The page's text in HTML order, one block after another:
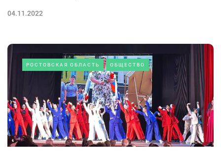
04.11.2022
РОСТОВСКАЯ ОБЛАСТЬ ОБЩЕСТВО